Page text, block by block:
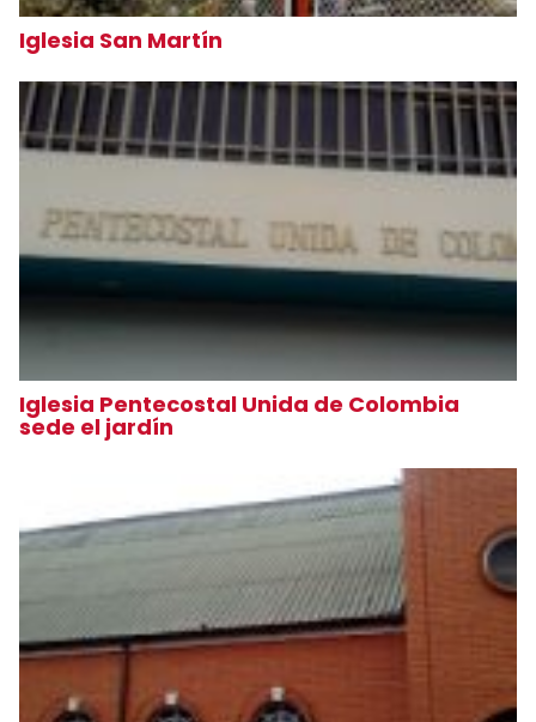
Iglesia San Martín
Iglesia Pentecostal Unida de Colombia
sede el jardín